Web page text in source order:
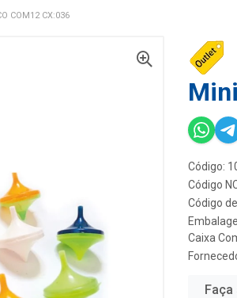
COM12 CX:036
Código:
Código
Código
Caixa